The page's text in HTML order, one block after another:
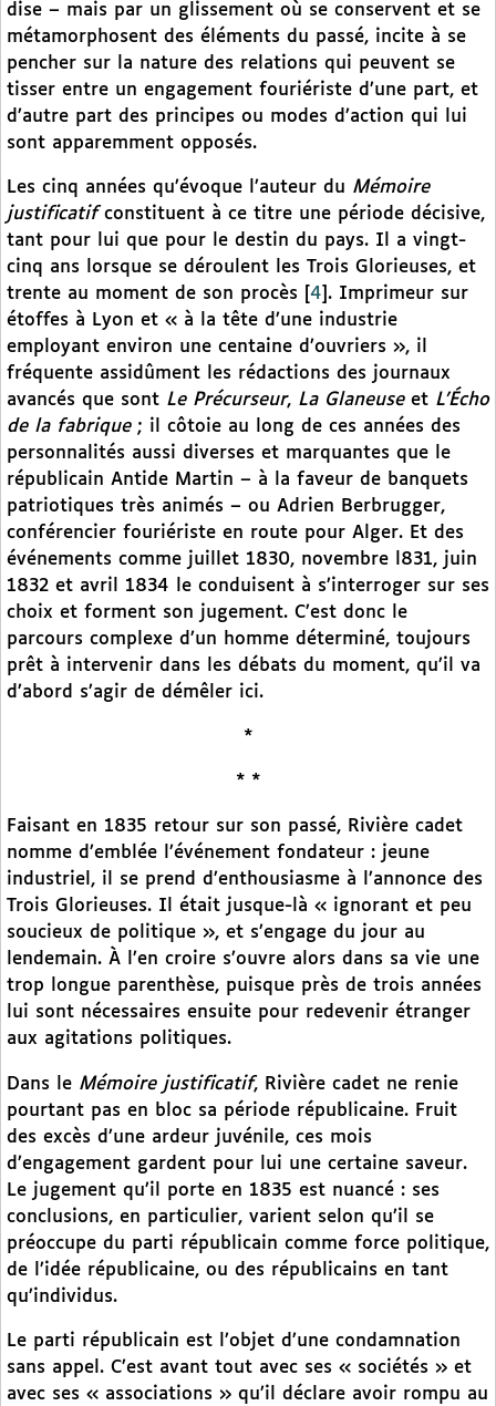
dise – mais par un glissement où se conservent et se
métamorphosent des éléments du passé, incite à se
pencher sur la nature des relations qui peuvent se
tisser entre un engagement fouriériste d’une part, et
d’autre part des principes ou modes d’action qui lui
sont apparemment opposés.
Les cinq années qu’évoque l’auteur du Mémoire
justificatifconstituent à ce titre une période décisive,
tant pour lui que pour le destin du pays. Il a vingt-
cinq ans lorsque se déroulent les Trois Glorieuses, et
trente au moment de son procès
4 . Imprimeur sur
étoffes à Lyon et « à la tête d’une industrie
employant environ une centaine d’ouvriers », il
fréquente assidûment les rédactions des journaux
avancés que sont Le Précurseur, La Glaneuseet L’Écho
de la fabrique; il côtoie au long de ces années des
personnalités aussi diverses et marquantes que le
républicain Antide Martin – à la faveur de banquets
patriotiques très animés – ou Adrien Berbrugger,
conférencier fouriériste en route pour Alger. Et des
événements comme juillet 1830, novembre l831, juin
1832 et avril 1834 le conduisent à s’interroger sur ses
choix et forment son jugement. C’est donc le
parcours complexe d’un homme déterminé, toujours
prêt à intervenir dans les débats du moment, qu’il va
d’abord s’agir de démêler ici.
*
* *
Faisant en 1835 retour sur son passé, Rivière cadet
nomme d’emblée l’événement fondateur : jeune
industriel, il se prend d’enthousiasme à l’annonce des
Trois Glorieuses. Il était jusque-là « ignorant et peu
soucieux de politique », et s’engage du jour au
lendemain. À l’en croire s’ouvre alors dans sa vie une
trop longue parenthèse, puisque près de trois années
lui sont nécessaires ensuite pour redevenir étranger
aux agitations politiques.
Dans le Mémoire justificatif, Rivière cadet ne renie
pourtant pas en bloc sa période républicaine. Fruit
des excès d’une ardeur juvénile, ces mois
d’engagement gardent pour lui une certaine saveur.
Le jugement qu’il porte en 1835 est nuancé : ses
conclusions, en particulier, varient selon qu’il se
préoccupe du parti républicain comme force politique,
de l’idée républicaine, ou des républicains en tant
qu’individus.
Le parti républicain est l’objet d’une condamnation
sans appel. C’est avant tout avec ses « sociétés » et
avec ses « associations » qu’il déclare avoir rompu au